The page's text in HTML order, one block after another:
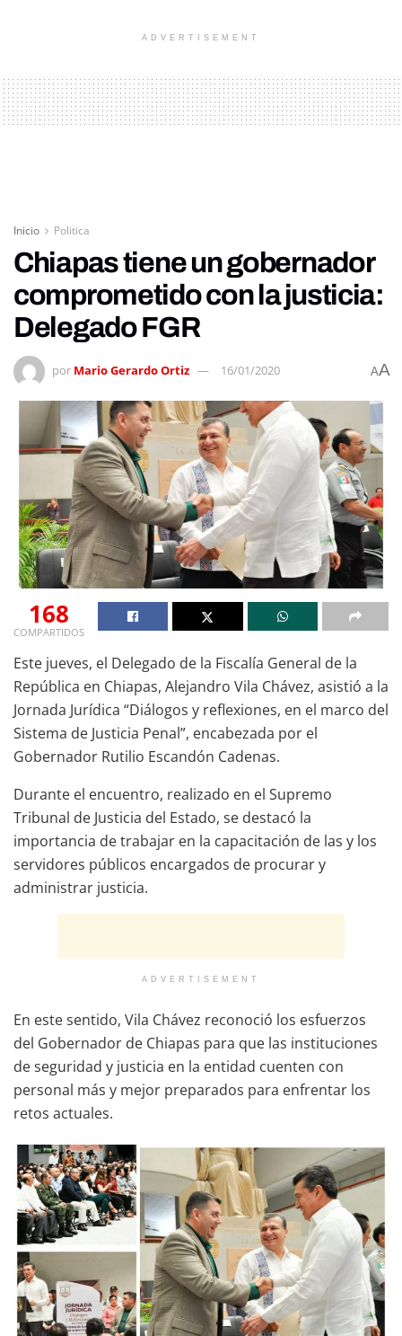
ADVERTISEMENT
Inicio Politica
Chiapas tiene un gobernador
comprometido con la justicia:
Delegado FGR
por Mario Gerardo Ortiz 16/01/2020 AA
168
COMPARTIDOS
Este jueves, el Delegado de la Fiscalía General de la
República en Chiapas, Alejandro Vila Chávez, asistió a la
Jornada Jurídica “Diálogos y reflexiones, en el marco del
Sistema de Justicia Penal”, encabezada por el
Gobernador Rutilio Escandón Cadenas.
Durante el encuentro, realizado en el Supremo
Tribunal de Justicia del Estado, se destacó la
importancia de trabajar en la capacitación de las y los
servidores públicos encargados de procurar y
administrar justicia.
ADVERTISEMENT
En este sentido, Vila Chávez reconoció los esfuerzos
del Gobernador de Chiapas para que las instituciones
de seguridad y justicia en la entidad cuenten con
personal más y mejor preparados para enfrentar los
retos actuales.